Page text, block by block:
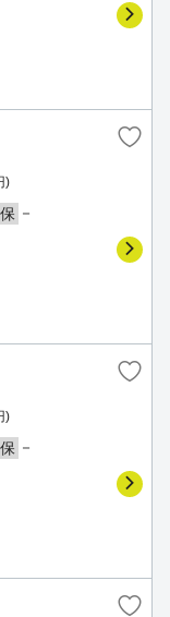
)
保 －
)
保 －